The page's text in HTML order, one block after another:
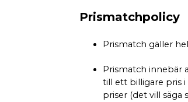
Prismatchpolicy
Prismatch gäller
Prismatch innebär
till ett billigare pris
priser (det vill säga